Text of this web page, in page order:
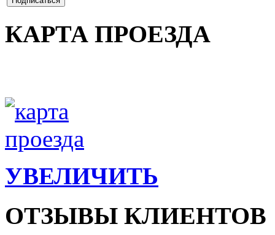
КАРТА ПРОЕЗДА
УВЕЛИЧИТЬ
ОТЗЫВЫ КЛИЕНТОВ